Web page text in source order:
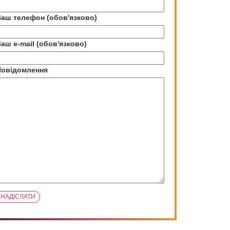
телефон (обов'язково)
e-mail (обов'язково)